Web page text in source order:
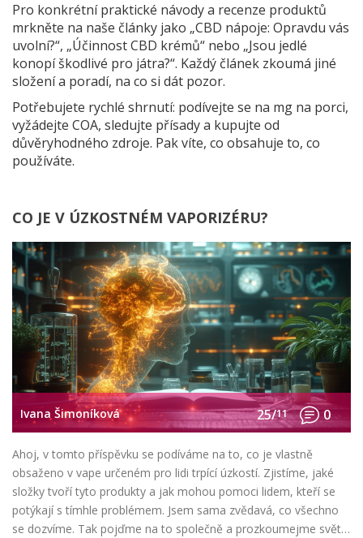
Pro konkrétní praktické návody a recenze produktů
mrkněte na naše články jako „CBD nápoje: Opravdu vás
uvolní?“, „Účinnost CBD krémů“ nebo „Jsou jedlé
konopí škodlivé pro játra?“. Každý článek zkoumá jiné
složení a poradí, na co si dát pozor.
Potřebujete rychlé shrnutí: podívejte se na mg na porci,
vyžádejte COA, sledujte přísady a kupujte od
důvěryhodného zdroje. Pak víte, co obsahuje to, co
používáte.
CO JE V ÚZKOSTNÉM VAPORIZÉRU?
Ivana Šimoníková 25/11 0
Ahoj, v tomto příspěvku se podíváme na to, co je vlastně
obsaženo v vape určeném pro lidi trpící úzkostí. Zjistíme, jaké
složky tvoří tyto produkty a jak mohou pomoci lidem, kteří se
potýkají s tímhle problémem. Jsem sama zvědavá, co všechno
se dozvíme. Tak pojďme na to společně a prozkoumejme svět